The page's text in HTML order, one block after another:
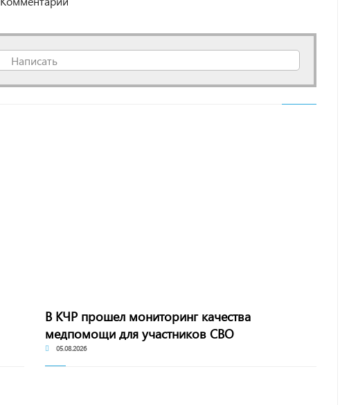
Написать
В КЧР прошел мониторинг качества
медпомощи для участников СВО
05.08.2026